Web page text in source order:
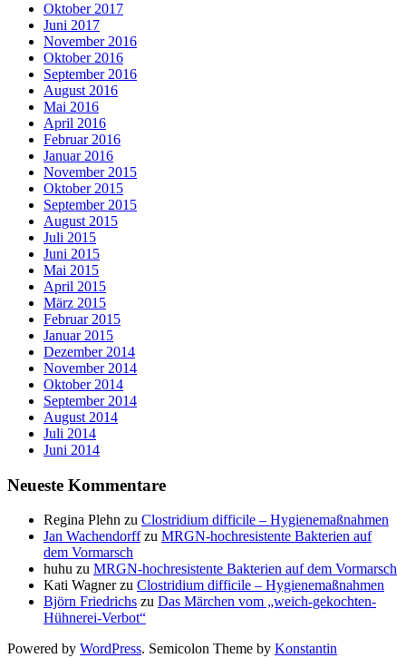
Oktober 2017
Juni 2017
November 2016
Oktober 2016
September 2016
August 2016
Mai 2016
April 2016
Februar 2016
Januar 2016
November 2015
Oktober 2015
September 2015
August 2015
Juli 2015
Juni 2015
Mai 2015
April 2015
März 2015
Februar 2015
Januar 2015
Dezember 2014
November 2014
Oktober 2014
September 2014
August 2014
Juli 2014
Juni 2014
Neueste Kommentare
Regina Plehn zu Clostridium difficile – Hygienemaßnahmen
Jan Wachendorffzu MRGN-hochresistente Bakterien auf
dem Vormarsch
huhu zu MRGN-hochresistente Bakterien auf dem Vormarsch
Kati Wagnerzu Clostridium difficile – Hygienemaßnahmen
Björn Friedrichs zu Das Märchen vom „weich-gekochten-
Hühnerei-Verbot“
Powered by WordPress. Semicolon Theme by Konstantin